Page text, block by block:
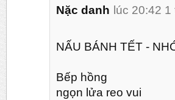
Nặc danh lúc 20:42
NẤU BÁNH TẾT -
Bếp hồng
ngọn lửa reo vui